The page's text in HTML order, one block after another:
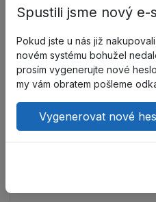
Zemědělství
Budova
Dokončovací stavební
Údržba
Spustili jsme nový e-
Pokud jste u nás již
novém systému bohužel
prosím vygenerujte nové
my vám obratem pošleme
Vygenerovat nové